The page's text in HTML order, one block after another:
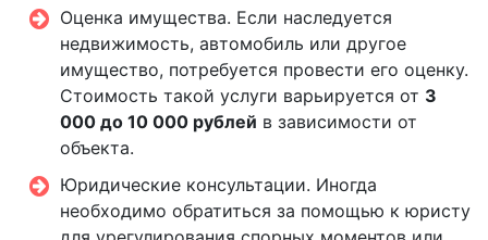
Оценка имущества. Если наследуется
недвижимость, автомобиль или другое
имущество, потребуется провести его оценку.
Стоимость такой услуги варьируется от 3
000 до 10 000 рублей в зависимости от
объекта.
Юридические консультации. Иногда
необходимо обратиться за помощью к юристу